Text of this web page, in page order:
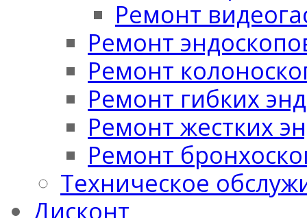
Ремонт
Ремонт
Ремонт
Ремонт гибких
Ремонт жестких
Ремонт
Техническое
Дисконт